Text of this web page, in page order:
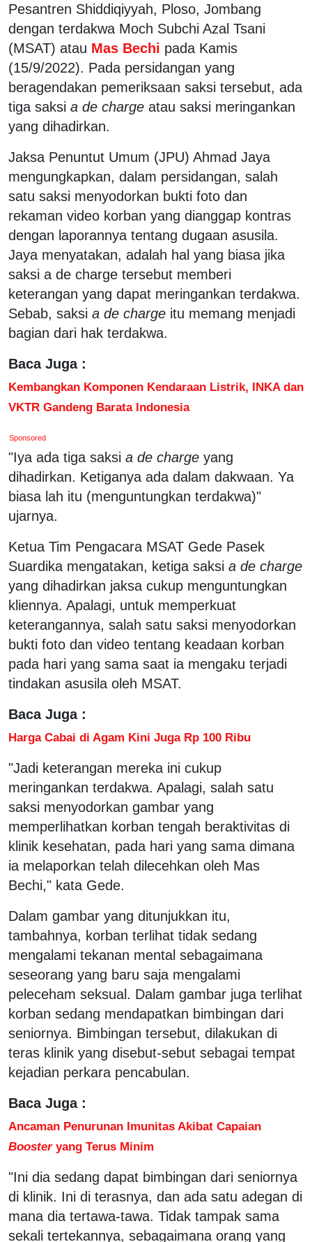
Pesantren Shiddiqiyyah, Ploso, Jombang
dengan terdakwa Moch Subchi Azal Tsani
(MSAT) atau Mas Bechi pada Kamis
(15/9/2022). Pada persidangan yang
beragendakan pemeriksaan saksi tersebut, ada
tiga saksi a de charge atau saksi meringankan
yang dihadirkan.
Jaksa Penuntut Umum (JPU) Ahmad Jaya
mengungkapkan, dalam persidangan, salah
satu saksi menyodorkan bukti foto dan
rekaman video korban yang dianggap kontras
dengan laporannya tentang dugaan asusila.
Jaya menyatakan, adalah hal yang biasa jika
saksi a de charge tersebut memberi
keterangan yang dapat meringankan terdakwa.
Sebab, saksi a de charge itu memang menjadi
bagian dari hak terdakwa.
Baca Juga :
Kembangkan Komponen Kendaraan Listrik, INKA dan
VKTR Gandeng Barata Indonesia
Sponsored
"Iya ada tiga saksi a de charge yang
dihadirkan. Ketiganya ada dalam dakwaan. Ya
biasa lah itu (menguntungkan terdakwa)"
ujarnya.
Ketua Tim Pengacara MSAT Gede Pasek
Suardika mengatakan, ketiga saksi a de charge
yang dihadirkan jaksa cukup menguntungkan
kliennya. Apalagi, untuk memperkuat
keterangannya, salah satu saksi menyodorkan
bukti foto dan video tentang keadaan korban
pada hari yang sama saat ia mengaku terjadi
tindakan asusila oleh MSAT.
Baca Juga :
Harga Cabai di Agam Kini Juga Rp 100 Ribu
"Jadi keterangan mereka ini cukup
meringankan terdakwa. Apalagi, salah satu
saksi menyodorkan gambar yang
memperlihatkan korban tengah beraktivitas di
klinik kesehatan, pada hari yang sama dimana
ia melaporkan telah dilecehkan oleh Mas
Bechi," kata Gede.
Dalam gambar yang ditunjukkan itu,
tambahnya, korban terlihat tidak sedang
mengalami tekanan mental sebagaimana
seseorang yang baru saja mengalami
peleceham seksual. Dalam gambar juga terlihat
korban sedang mendapatkan bimbingan dari
seniornya. Bimbingan tersebut, dilakukan di
teras klinik yang disebut-sebut sebagai tempat
kejadian perkara pencabulan.
Baca Juga :
Ancaman Penurunan Imunitas Akibat Capaian
Boosteryang Terus Minim
"Ini dia sedang dapat bimbingan dari seniornya
di klinik. Ini di terasnya, dan ada satu adegan di
mana dia tertawa-tawa. Tidak tampak sama
sekali tertekannya, sebagaimana orang yang